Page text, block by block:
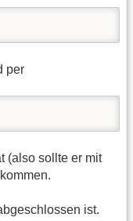
per
(also sollte er mit
ist.